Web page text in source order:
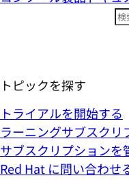
トピックを探す
トライアルを開始する
ラーニングサブスクリ
サブスクリプションを
Red Hat に問い合わせ